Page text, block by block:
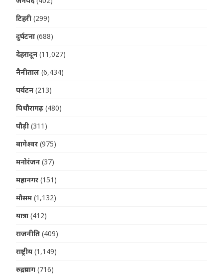
टिहरी (299)
दुर्घटना (688)
देहरादून (11,027)
नैनीताल (6,434)
पर्यटन (213)
पिथौरागढ़ (480)
पौड़ी (311)
बागेश्वर (975)
मनोरंजन (37)
महानगर (151)
मौसम (1,132)
यात्रा (412)
राजनीति (409)
राष्ट्रीय (1,149)
रुद्रप्रयाग (716)